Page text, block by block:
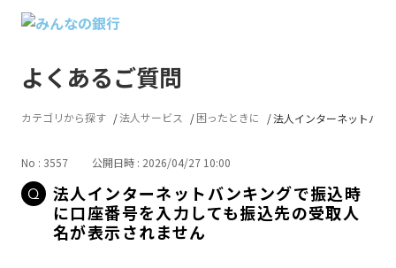
よくあるご質問
カテゴリから探す 法人サービス 困ったときに 法人インターネットバン
No : 3557 公開日時 : 2026/04/27 10:00
法人インターネットバンキングで振込時
に口座番号を入力しても振込先の受取人
名が表示されません